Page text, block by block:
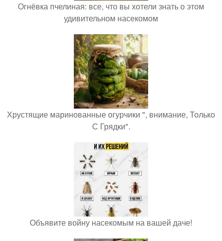
Огнёвка пчелиная: все, что вы хотели знать о этом
удивительном насекомом
Хрустящие маринованные огурчики ", внимание, Только
С Грядки".
Объявите войну насекомым на вашей даче!